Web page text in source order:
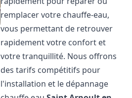
remplacer votre chauffe-eau,
vous permettant de retrouver
rapidement votre confort et
votre tranquillité. Nous offrons
des tarifs compétitifs pour
l'installation et le dépannage